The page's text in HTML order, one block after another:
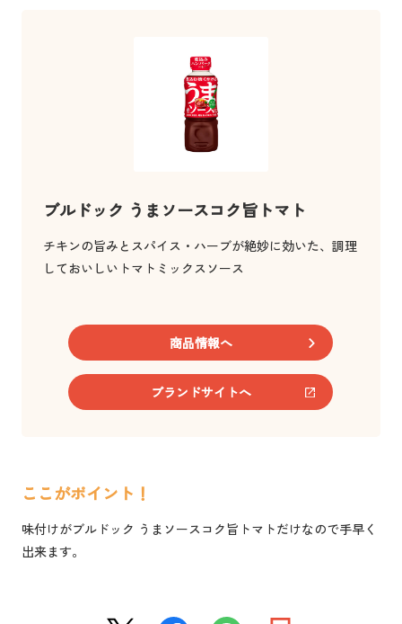
ブルドック うまソースコク旨トマト
チキンの旨みとスパイス・ハーブが絶妙に効いた、調理
しておいしいトマトミックスソース
商品情報へ
ブランドサイトへ
ここがポイント！
味付けがブルドック うまソースコク旨トマトだけなので手早く
出来ます。